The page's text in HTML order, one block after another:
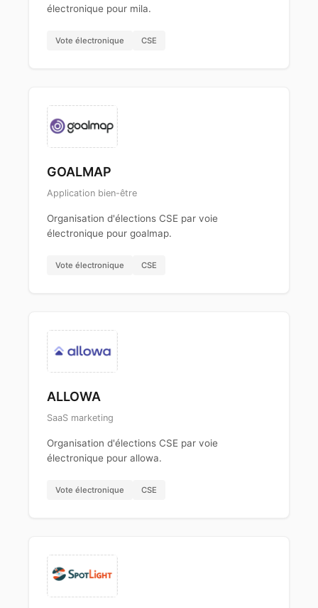
électronique pour mila.
Vote électronique CSE
GOALMAP
Application bien-être
Organisation d'élections CSE par voie
électronique pour goalmap.
Vote électronique CSE
ALLOWA
SaaS marketing
Organisation d'élections CSE par voie
électronique pour allowa.
Vote électronique CSE